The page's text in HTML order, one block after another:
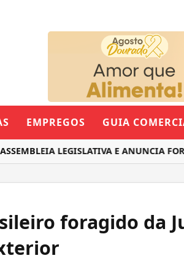
EMPREGOS GUIA
LEGISLATIVA E ANUNCIA
foragido da